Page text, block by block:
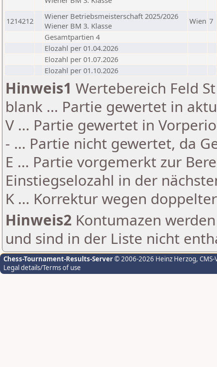
1214212
Wiener Betriebsmeisterschaft 2025/2026
Wiener BM 3. Klasse
Wien 7
Gesamtpartien 4
Elozahl per 01.04.2026
Elozahl per 01.07.2026
Elozahl per 01.10.2026
Hinweis1 Wertebereich Feld
blank ... Partie gewertet in
V ... Partie gewertet in
- ... Partie nicht gewertet, da
E ... Partie vorgemerkt zur
Einstiegselozahl in der
K ... Korrektur wegen
Hinweis2 Kontumazen
und sind in der Liste nicht
Chess-Tournament-Results-Server© 2006-2026 Heinz Herzog,
Legal details/Terms of use